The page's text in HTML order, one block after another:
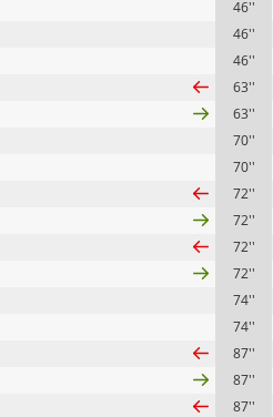
46''
46''
46''
63''
63''
70''
70''
72''
72''
72''
72''
74''
74''
87''
87''
87''